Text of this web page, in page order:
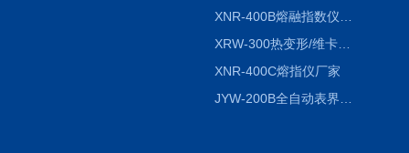
XRW-300热变形/维卡软化点温度测定仪
XNR-400C熔指仪厂家